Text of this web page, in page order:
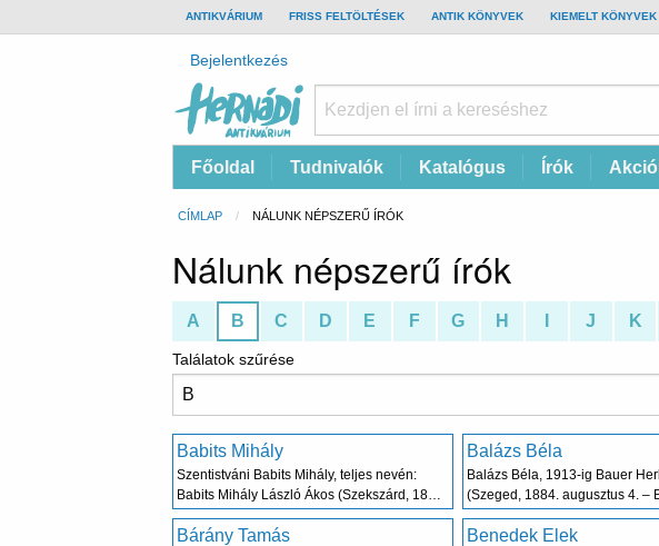
TOP
BAR
ANTIKVÁRIUM FRISS FELTÖLTÉSEK ANTIK KÖNYVEK KIEMELT KÖNYVEK
Felhasználói
fiók
menüje
Bejelentkezés
Antikvárium
Online
Fő
navigáció
Főoldal Tudnivalók Katalógus Írók
Morzsa
CÍMLAP CURRENT:
NÁLUNK NÉPSZERŰ ÍRÓK
Nálunk népszerű írók
A B C D E F G H J K
Találatok szűrése
Babits Mihály
Szentistváni Babits Mihály, teljes nevén:
Babits Mihály László Ákos (Szekszárd, 1883.
november 26. – Budapest, Krisztinaváros,
1941.
Balázs Béla
Balázs Béla, 1913-ig Bauer
(Szeged, 1884. augusztus 4. –
Józsefváros, 1949.
Bárány Tamás Benedek Elek